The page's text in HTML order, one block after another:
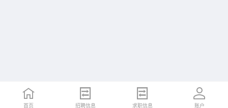
首页 招聘信息 求职信息 账户